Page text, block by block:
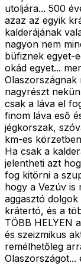
utoljára... 500
azaz az egyik
kalderájának
nagyon nem
büfiznek egyet-
okád egyet...
Olaszországnak
nagyrészt
csak a láva el
finom láva eső
jégkorszak,
km-es
Ha csak a
jelentheti azt
fog kitörni a
hogy a Vezúv is
aggasztó
krátertó, és a
TÖBB HELYEN
és szeizmikus
remélhetőleg